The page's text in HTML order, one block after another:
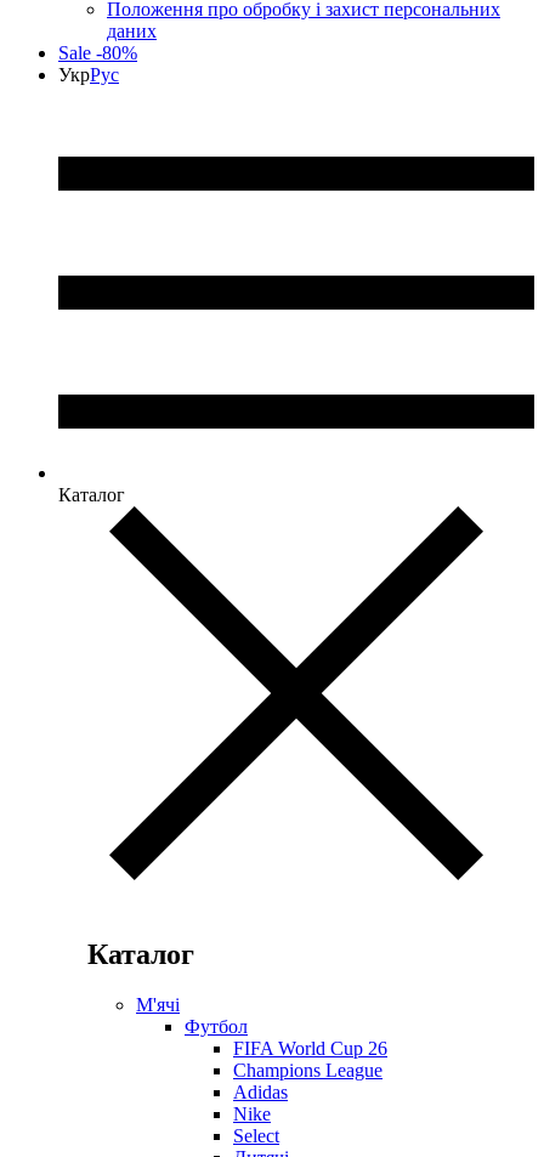
Положення про обробку і захист персональних
даних
Sale -80%
УкрРус
Каталог
Каталог
М'ячі
Футбол
FIFA World Cup 26
Champions League
Adidas
Nike
Select